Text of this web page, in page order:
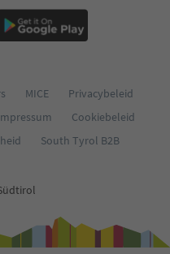
MICE
Privacybeleid
Cookiebeleid
South Tyrol B2B